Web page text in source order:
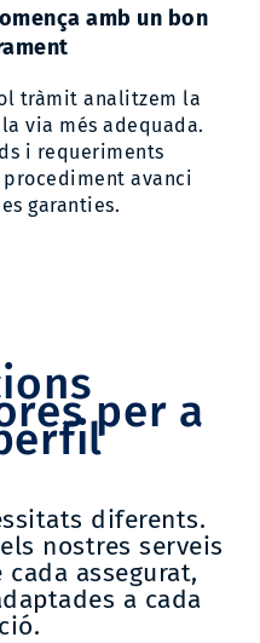
amb un bon
tràmit analitzem la
via més adequada.
i requeriments
avanci
garanties.
per a
diferents.
nostres serveis
assegurat,
a cada